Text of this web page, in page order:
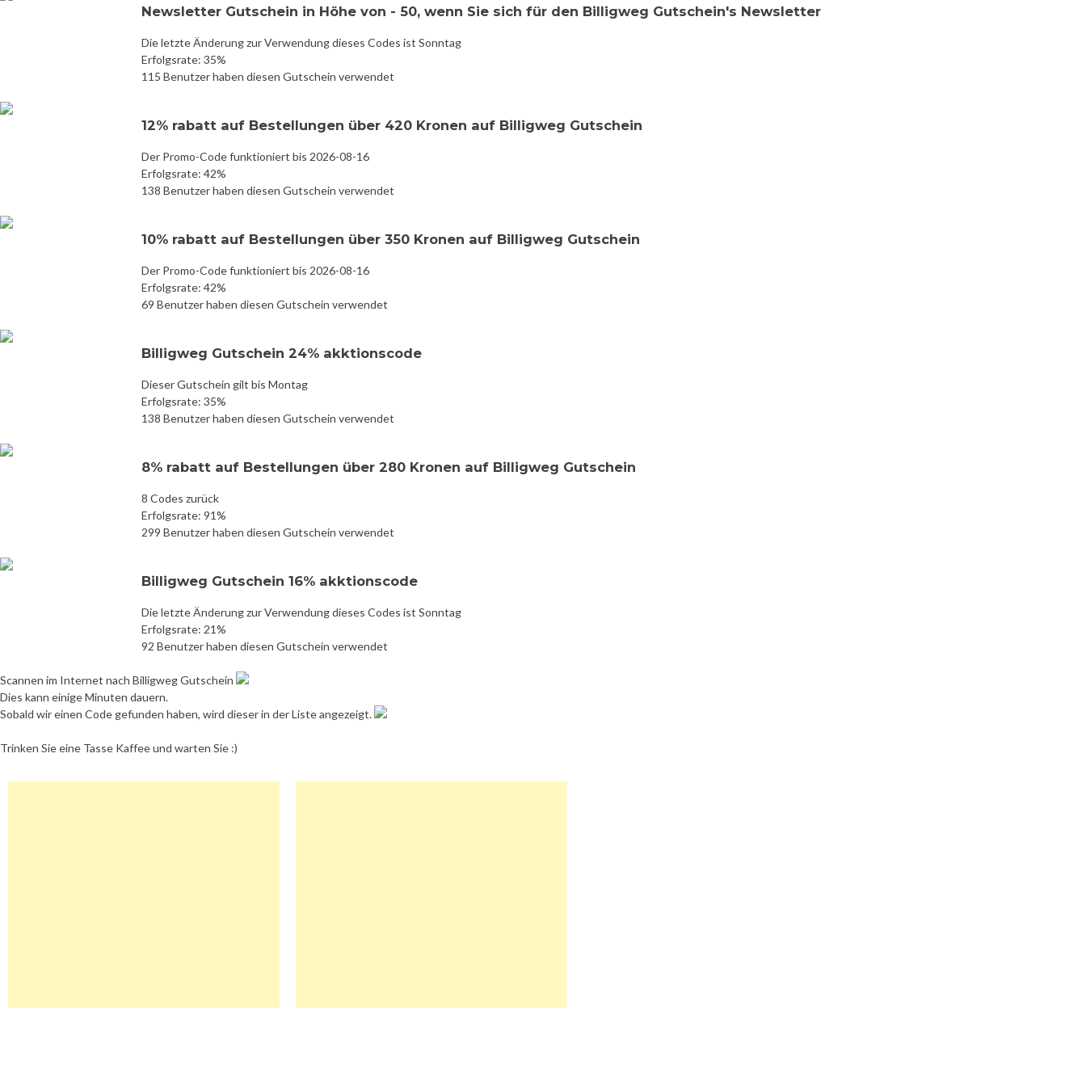
Newsletter Gutschein in Höhe von - 50, wenn Sie sich für den Billigweg Gutschein's Newsletter
Die letzte Änderung zur Verwendung dieses Codes ist Sonntag
Erfolgsrate: 35%
115 Benutzer haben diesen Gutschein verwendet
12% rabatt auf Bestellungen über 420 Kronen auf Billigweg Gutschein
Der Promo-Code funktioniert bis 2026-08-16
Erfolgsrate: 42%
138 Benutzer haben diesen Gutschein verwendet
10% rabatt auf Bestellungen über 350 Kronen auf Billigweg Gutschein
Der Promo-Code funktioniert bis 2026-08-16
Erfolgsrate: 42%
69 Benutzer haben diesen Gutschein verwendet
Billigweg Gutschein 24% akktionscode
Dieser Gutschein gilt bis Montag
Erfolgsrate: 35%
138 Benutzer haben diesen Gutschein verwendet
8% rabatt auf Bestellungen über 280 Kronen auf Billigweg Gutschein
8 Codes zurück
Erfolgsrate: 91%
299 Benutzer haben diesen Gutschein verwendet
Billigweg Gutschein 16% akktionscode
Die letzte Änderung zur Verwendung dieses Codes ist Sonntag
Erfolgsrate: 21%
92 Benutzer haben diesen Gutschein verwendet
Scannen im Internet nach Billigweg Gutschein
Dies kann einige Minuten dauern.
Sobald wir einen Code gefunden haben, wird dieser in der Liste angezeigt.
Trinken Sie eine Tasse Kaffee und warten Sie :)